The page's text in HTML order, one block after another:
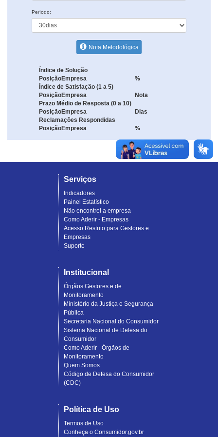
Período:
Nota Metodológica
Índice de Solução
PosiçãoEmpresa
%
Índice de Satisfação (1 a 5)
PosiçãoEmpresa
Nota
Prazo Médio de Resposta (0 a 10)
PosiçãoEmpresa
Dias
Reclamações Respondidas
PosiçãoEmpresa %
Serviços
Indicadores
Painel Estatístico
Não encontrei a empresa
Como Aderir - Empresas
Acesso Restrito para Gestores e
Empresas
Suporte
Institucional
Órgãos Gestores e de
Monitoramento
Ministério da Justiça e Segurança
Pública
Secretaria Nacional do Consumidor
Sistema Nacional de Defesa do
Consumidor
Como Aderir - Órgãos de
Monitoramento
Quem Somos
Código de Defesa do Consumidor
(CDC)
Política de Uso
Termos de Uso
Conheça o Consumidor.gov.br